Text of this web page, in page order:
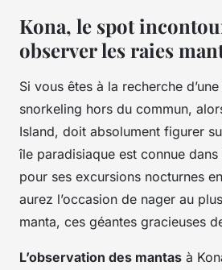
Kona, le spot
observer les raies
Si vous êtes à la recherche
snorkeling hors du commun,
Island, doit absolument figurer
île paradisiaque est connue
pour ses excursions nocturnes
aurez l’occasion de nager au
manta, ces géantes gracieuses
L’observation des mantas à